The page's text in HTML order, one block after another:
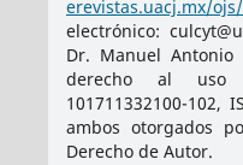
erevistas.uacj.mx/
electrónico:
Dr. Manuel Antonio
derecho al uso
101711332100-102,
ambos otorgados
Derecho de Autor.